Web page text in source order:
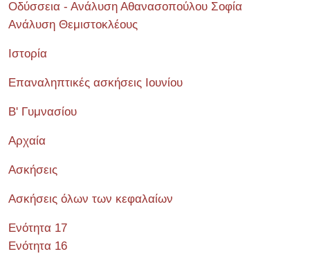
Οδύσσεια - Ανάλυση Αθανασοπούλου Σοφία
Ανάλυση Θεμιστοκλέους
Ιστορία
Επαναληπτικές ασκήσεις Ιουνίου
Β' Γυμνασίου
Αρχαία
Ασκήσεις
Ασκήσεις όλων των κεφαλαίων
Ενότητα 17
Ενότητα 16